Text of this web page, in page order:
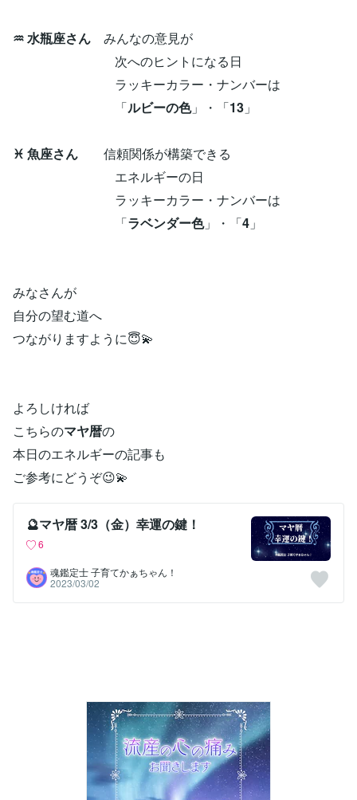
♒ 水瓶座さん みんなの意見が
次へのヒントになる日
ラッキーカラー・ナンバーは
「ルビーの色」・「13 」
♓ 魚座さん 信頼関係が構築できる
エネルギーの日
ラッキーカラー・ナンバーは
「ラベンダー色」・「4 」
みなさんが
自分の望む道へ
つながりますように😇💫
よろしければ
こちらのマヤ暦の
本日のエネルギーの記事も
ご参考にどうぞ😉💫
🔮マヤ暦 3/3（金）幸運の鍵！
6
魂鑑定士 子育てかぁちゃん！
2023/03/02